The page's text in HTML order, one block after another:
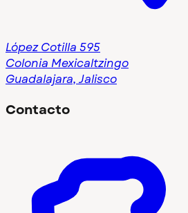
López Cotilla 595
Colonia Mexicaltzingo
Guadalajara, Jalisco
Contacto